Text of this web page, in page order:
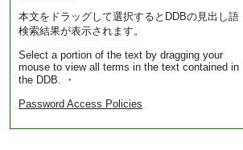
本文をドラッグして選択するとDDBの見出し語
検索結果が表示されます。
Select a portion of the text by dragging your
mouse to view all terms in the text contained in
the DDB. ・
Password Access Policies